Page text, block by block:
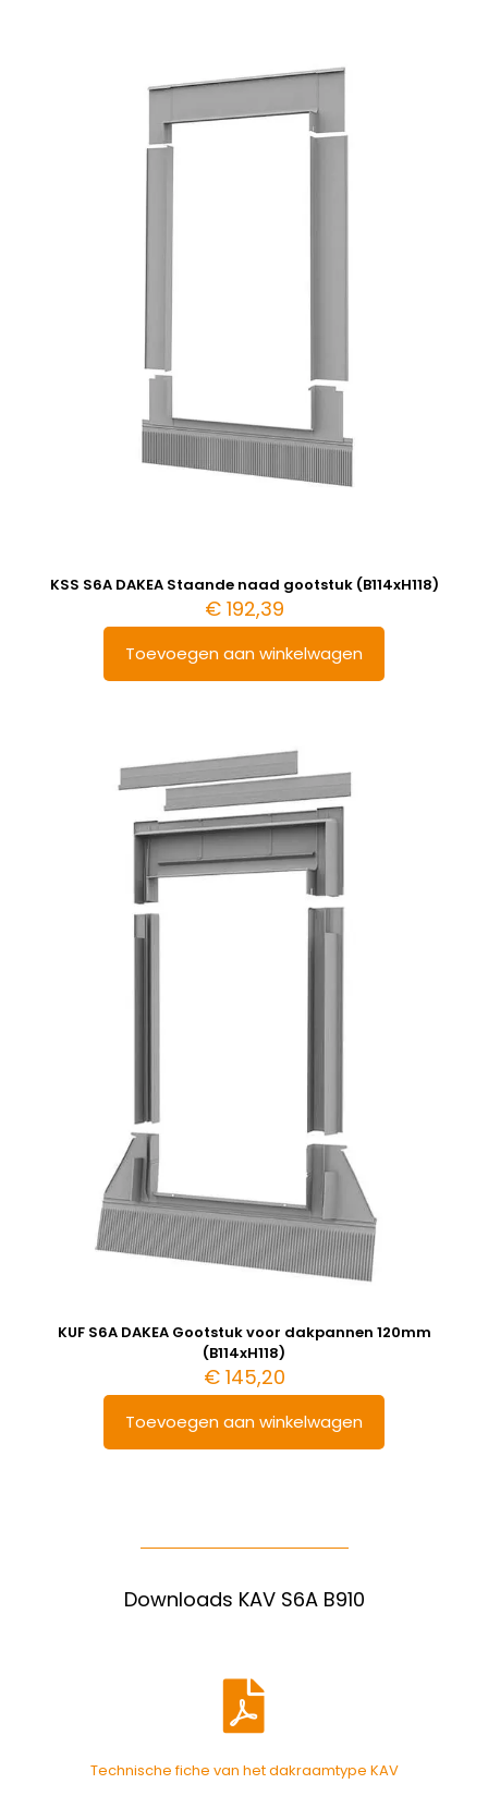
KSS S6A DAKEA Staande naad gootstuk (B114xH118)
€192,39
Toevoegen aan winkelwagen
KUF S6A DAKEA Gootstuk voor dakpannen 120mm
(B114xH118)
€145,20
Toevoegen aan winkelwagen
Downloads KAV S6A B910
Technische fiche van het dakraamtype KAV